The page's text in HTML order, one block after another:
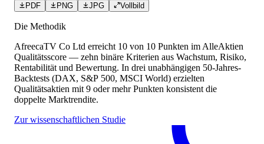
PDF PNG JPG Vollbild
Die Methodik
AfreecaTV Co Ltd erreicht 10 von 10 Punkten im AlleAktien
Qualitätsscore — zehn binäre Kriterien aus Wachstum, Risiko,
Rentabilität und Bewertung. In drei unabhängigen 50-Jahres-
Backtests (DAX, S&P 500, MSCI World) erzielten
Qualitätsaktien mit 9 oder mehr Punkten konsistent die
doppelte Marktrendite.
Zur wissenschaftlichen Studie